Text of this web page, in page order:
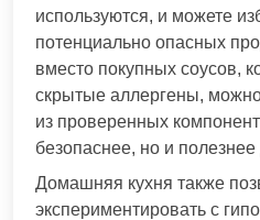
используются, и можете
потенциально опасных
вместо покупных соусов,
скрытые аллергены,
из проверенных
безопаснее, но и
Домашняя кухня также
экспериментировать с